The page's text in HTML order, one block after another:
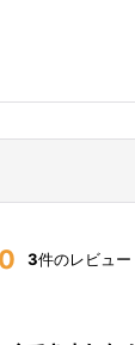
3件のレビュー